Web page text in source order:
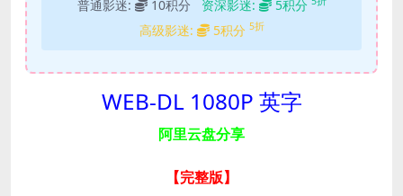
普通影迷: 10积分 资深影迷: 5积分
高级影迷: 5积分 5折
WEB-DL 1080P 英字
阿里云盘分享
【完整版】